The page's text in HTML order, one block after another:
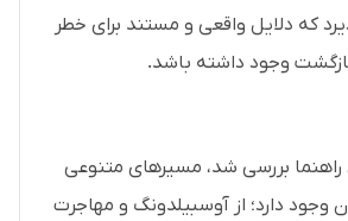
که دلایل واقعی و مستند برای خطر
وجود داشته باشد.
بررسی شد، مسیرهای متنوعی
وجود دارد؛ از آوسبیلدونگ و مهاجرت